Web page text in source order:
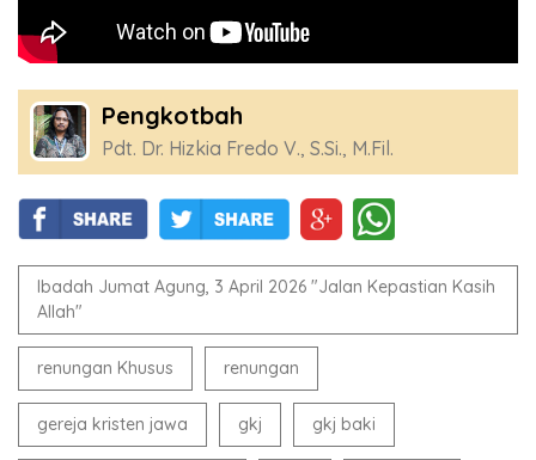
Pengkotbah
Pdt. Dr. Hizkia Fredo V., S.Si., M.Fil.
Ibadah Jumat Agung, 3 April 2026 "Jalan Kepastian Kasih
Allah"
renungan Khusus renungan
gereja kristen jawa gkj gkj baki